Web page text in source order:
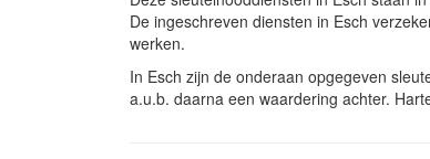
De ingeschreven diensten in Esch
werken.
In Esch zijn de onderaan opgegeven
a.u.b. daarna een waardering achter.